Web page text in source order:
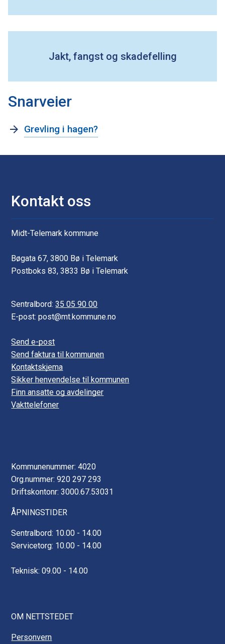
Jakt, fangst og skadefelling
V
l
t
i
s
-
M
o
t
r
f
e
r
e
l
i
u
t
m
a
Grevling i hagen?
Kontakt oss
Midt-Telemark kommune
Bøgata 67, 3800 Bø i Telemark
Postboks 83, 3833 Bø i Telemark
Sentralbord:35 05 90 00
E-post: post@mt.kommune.no
Send e-post
Send faktura til kommunen
Kontaktskjema
Sikker henvendelse til kommunen
Finn ansatte og avdelinger
Vakttelefoner
Kommunenummer: 4020
Org.nummer: 920 297 293
Driftskontonr: 3000.67.53031
ÅPNINGSTIDER
Sentralbord: 10.00 - 14.00
Servicetorg: 10.00 - 14.00
Teknisk: 09.00 - 14.00
OM NETTSTEDET
Personvern